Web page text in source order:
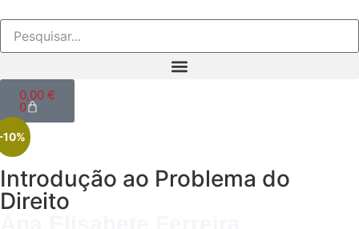
0,00 €
0
10%
Introdução ao Problema do
Direito